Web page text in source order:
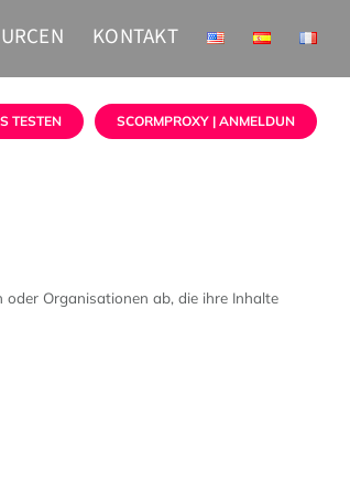
KONTAKT
TESTEN SCORMPROXY | ANMELDUN
Organisationen ab, die ihre Inhalte